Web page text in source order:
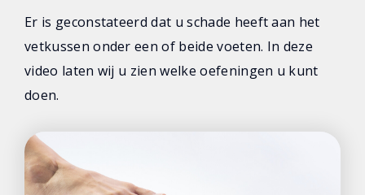
Er is geconstateerd dat u schade heeft aan het
vetkussen onder een of beide voeten. In deze
video laten wij u zien welke oefeningen u kunt
doen.